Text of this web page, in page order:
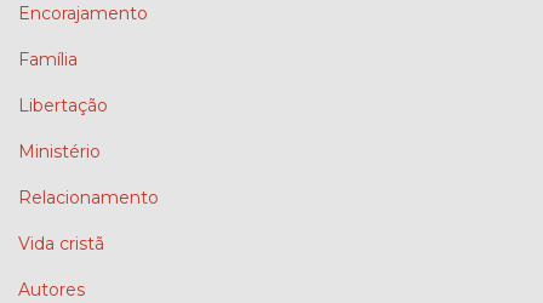
Encorajamento
Família
Libertação
Ministério
Relacionamento
Vida cristã
Autores